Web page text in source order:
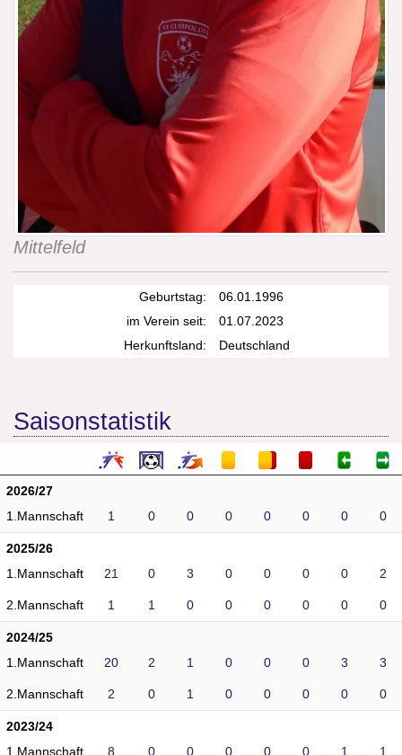
Mittelfeld
Geburtstag:
06.01.1996
im Verein seit:
01.07.2023
Herkunftsland:
Deutschland
Saisonstatistik
2026/27
1.Mannschaft
1 0 0 0 0 0 0 0
2025/26
1.Mannschaft
21 0 3 0 0 0 0 2
2.Mannschaft 1 1 0 0 0 0 0 0
2024/25
1.Mannschaft
20 2 1 0 0 0 3 3
2.Mannschaft 2 0 1 0 0 0 0 0
2023/24
1.Mannschaft
8 0 0 0 0 0 1 1